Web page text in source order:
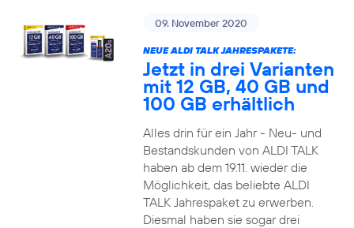
09. November 2020
NEUE ALDI TALK JAHRESPAKETE:
Jetzt in drei Varianten
mit 12 GB, 40 GB und
100 GB erhältlich
Alles drin für ein Jahr - Neu- und
Bestandskunden von ALDI TALK
haben ab dem 19.11. wieder die
Möglichkeit, das beliebte ALDI
TALK Jahrespaket zu erwerben.
Diesmal haben sie sogar drei